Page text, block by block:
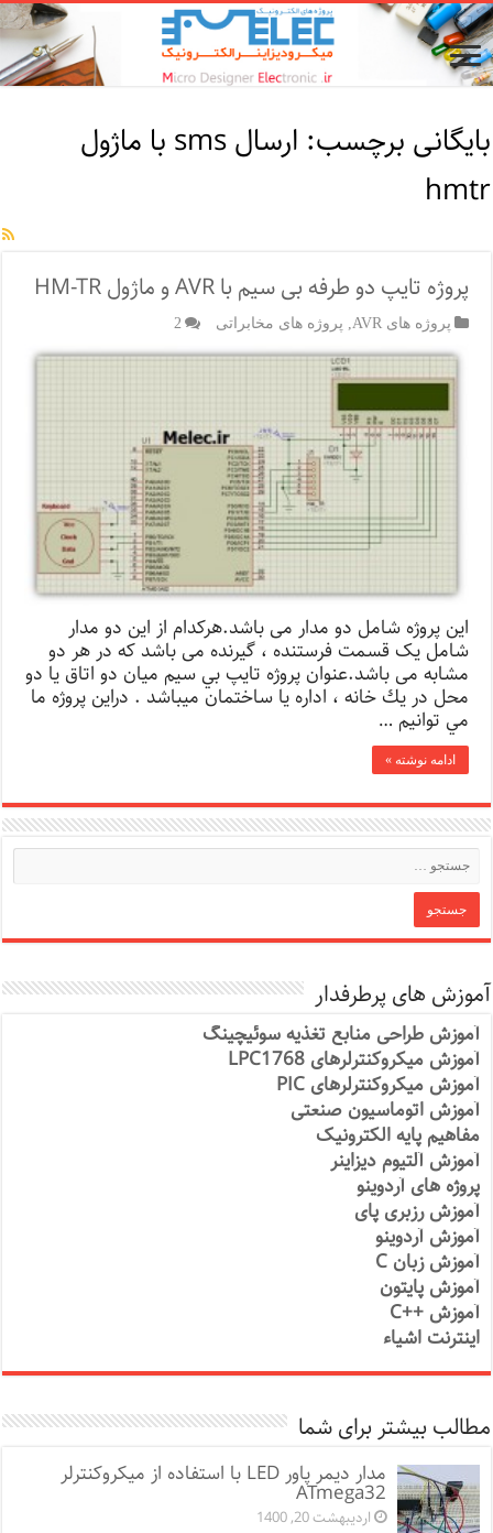
بایگانی برچسب:
ارسال sms با ماژول
hmtr
پروژه تایپ دو طرفه بی سیم با AVR و ماژول HM-TR
پروژه های AVR پروژه های مخابراتی 2
این پروژه شامل دو مدار می باشد.هرکدام از این دو مدار
شامل یک قسمت فرستنده ، گیرنده می باشد که در هر دو
مشابه می باشد.عنوان پروژه تايپ بي سيم ميان دو اتاق يا دو
محل در يك خانه ، اداره يا ساختمان میباشد . دراين پروژه ما
مي توانيم …
ادامه نوشته »
آموزش های پرطرفدار
آموزش طراحی منابع تغذیه سوئیچینگ
آموزش میکروکنترلرهای LPC1768
آموزش میکروکنترلرهای PIC
آموزش اتوماسیون صنعتی
مفاهیم پایه الکترونیک
آموزش آلتیوم دیزاینر
پروژه های آردوینو
آموزش رزبری پای
آموزش آردوینو
آموزش زبان C
آموزش پایتون
آموزش ++C
اینترنت اشیاء
مطالب بیشتر برای شما
مدار دیمر پاور LED با استفاده از میکروکنترلر
ATmega32
اردیبهشت 20, 1400